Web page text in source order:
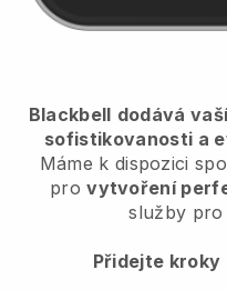
Blackbell dodává
sofistikovanosti a
Máme k dispozici
provytvoření
služby pro
Přidejte kroky